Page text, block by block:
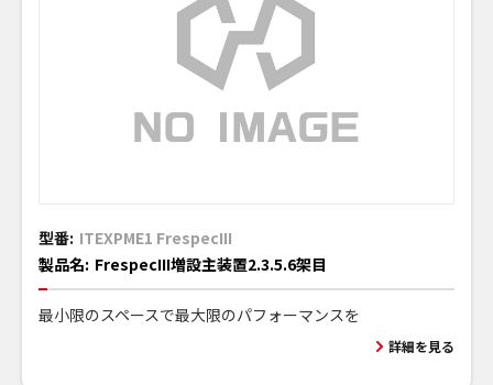
型番: ITEXPME1 FrespecIII
製品名: FrespecIII増設主装置2.3.5.6架目
最小限のスペースで最大限のパフォーマンスを
詳細を見る